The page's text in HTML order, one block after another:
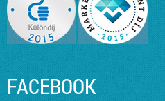
FACEBOOK